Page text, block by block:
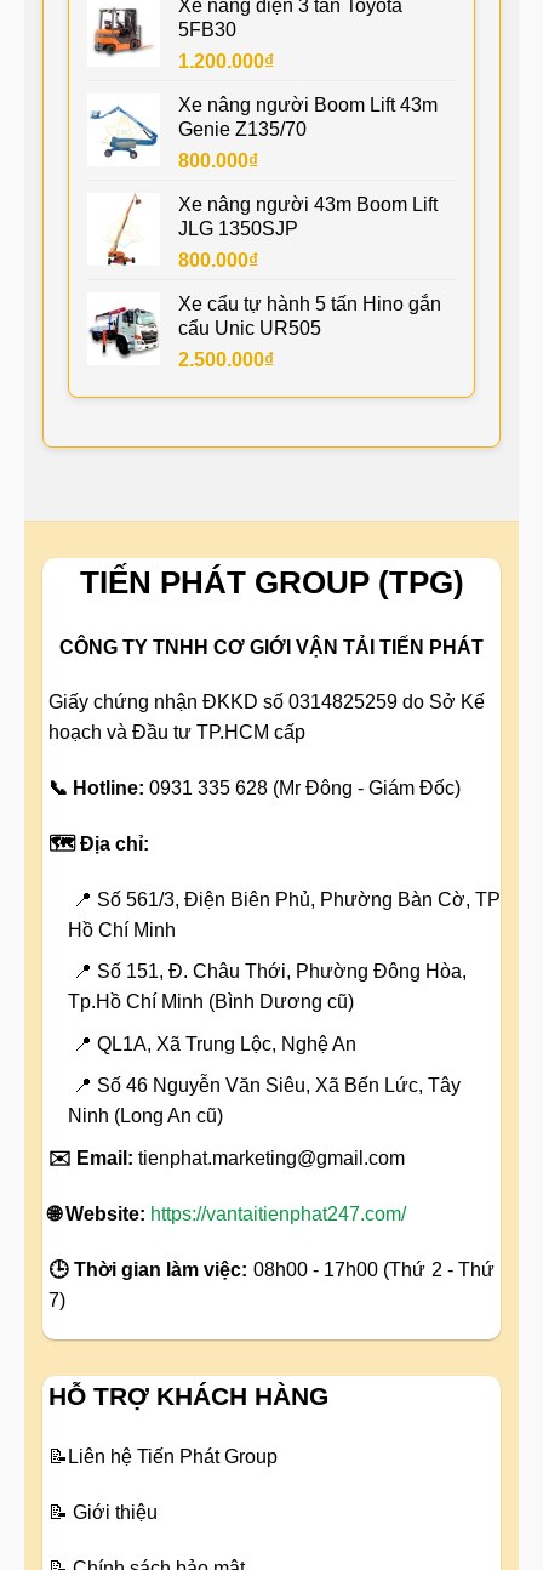
Xe nâng điện 3 tấn Toyota
5FB30
1.200.000₫
Xe nâng người Boom Lift 43m
Genie Z135/70
800.000₫
Xe nâng người 43m Boom Lift
JLG 1350SJP
800.000₫
Xe cẩu tự hành 5 tấn Hino gắn
cẩu Unic UR505
2.500.000₫
TIẾN PHÁT GROUP (TPG)
CÔNG TY TNHH CƠ GIỚI VẬN TẢI TIẾN PHÁT
Giấy chứng nhận ĐKKD số 0314825259 do Sở Kế
hoạch và Đầu tư TP.HCM cấp
📞 Hotline: 0931 335 628 (Mr Đông - Giám Đốc)
🗺️ Địa chỉ:
📍 Số 561/3, Điện Biên Phủ, Phường Bàn Cờ, TP
Hồ Chí Minh
📍 Số 151, Đ. Châu Thới, Phường Đông Hòa,
Tp.Hồ Chí Minh (Bình Dương cũ)
📍 QL1A, Xã Trung Lộc, Nghệ An
📍 Số 46 Nguyễn Văn Siêu, Xã Bến Lức, Tây
Ninh (Long An cũ)
✉️ Email: tienphat.marketing@gmail.com
🌐 Website: https://vantaitienphat247.com/
🕒 Thời gian làm việc: 08h00 - 17h00 (Thứ 2 - Thứ
7)
HỖ TRỢ KHÁCH HÀNG
📝 Liên hệ Tiến Phát Group
📝 Giới thiệu